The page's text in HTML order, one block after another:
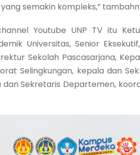
semakin kompleks,”
Youtube UNP TV itu
Universitas, Senior
Sekolah Pascasarjana,
Selingkungan, kepala dan
dan Sekretaris Departemen,